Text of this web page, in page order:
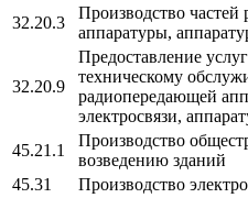
32.20.3
Производство частей
аппаратуры,
32.20.9
Предоставление
техническому
радиопередающей
электросвязи,
45.21.1
Производство
возведению зданий
45.31
Производство